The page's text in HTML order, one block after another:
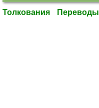
Толкования Переводы